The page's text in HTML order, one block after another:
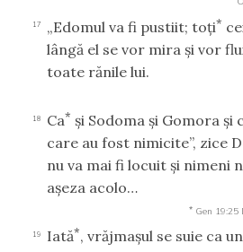
17 „Edomul va fi pustiit; toţi*
lângă el se vor mira şi vor
toate rănile lui.
18 Ca* şi Sodoma şi Gomora şi
care au fost nimicite”, zice
nu va mai fi locuit şi nimeni
aşeza acolo…
* Gen 19:25
19 Iată*, vrăjmaşul se suie ca